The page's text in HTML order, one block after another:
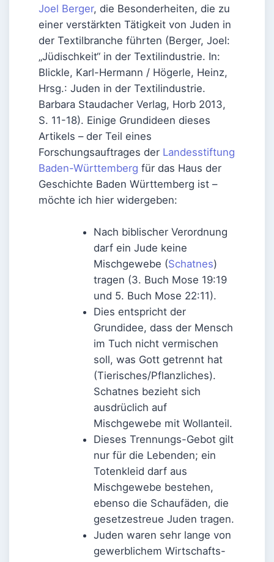
Joel Berger, die Besonderheiten, die zu
einer verstärkten Tätigkeit von Juden in
der Textilbranche führten (Berger, Joel:
„Jüdischkeit“ in der Textilindustrie. In:
Blickle, Karl-Hermann / Högerle, Heinz,
Hrsg.: Juden in der Textilindustrie.
Barbara Staudacher Verlag, Horb 2013,
S. 11-18). Einige Grundideen dieses
Artikels – der Teil eines
Forschungsauftrages der Landesstiftung
Baden-Württemberg für das Haus der
Geschichte Baden Württemberg ist –
möchte ich hier widergeben:
Nach biblischer Verordnung
darf ein Jude keine
Mischgewebe (Schatnes)
tragen (3. Buch Mose 19:19
und 5. Buch Mose 22:11).
Dies entspricht der
Grundidee, dass der Mensch
im Tuch nicht vermischen
soll, was Gott getrennt hat
(Tierisches/Pflanzliches).
Schatnes bezieht sich
ausdrüclich auf
Mischgewebe mit Wollanteil.
Dieses Trennungs-Gebot gilt
nur für die Lebenden; ein
Totenkleid darf aus
Mischgewebe bestehen,
ebenso die Schaufäden, die
gesetzestreue Juden tragen.
Juden waren sehr lange von
gewerblichem Wirtschafts-